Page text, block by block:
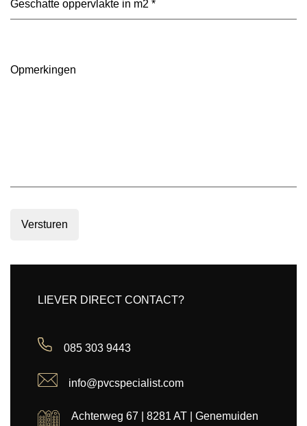
Opmerkingen
Versturen
LIEVER DIRECT CONTACT?
085 303 9443
info@pvcspecialist.com
Achterweg 67 | 8281 AT | Genemuiden